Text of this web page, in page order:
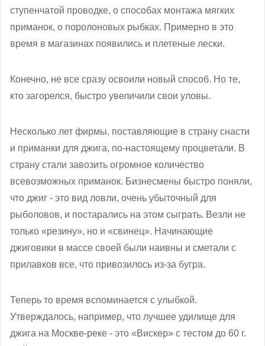
ступенчатой проводке, о способах монтажа мягких
приманок, о поролоновых рыбках. Примерно в это
время в магазинах появились и плетеные лески.
Конечно, не все сразу освоили новый способ. Но те,
кто загорелся, быстро увеличили свои уловы.
Несколько лет фирмы, поставляющие в страну снасти
и приманки для джига, по-настоящему процветали. В
страну стали завозить огромное количество
всевозможных приманок. Бизнесмены быстро поняли,
что джиг - это вид ловли, очень убыточный для
рыболовов, и постарались на этом сыграть. Везли не
только «резину», но и «свинец». Начинающие
джиговики в массе своей были наивны и сметали с
прилавков все, что привозилось из-за бугра.
Теперь то время вспоминается с улыбкой.
Утверждалось, например, что лучшее удилище для
джига на Москве-реке - это «Вискер» с тестом до 60 г.